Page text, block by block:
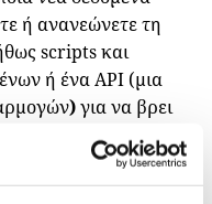
ή ανανεώνετε τη
scripts και
ή ένα API (μια
)για να βρει
δυναμικής
με τις προμήθειες